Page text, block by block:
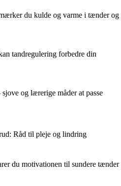
du kulde og varme i tænder og
tandregulering forbedre din
og lærerige måder at passe
Råd til pleje og lindring
du motivationen til sundere tænder